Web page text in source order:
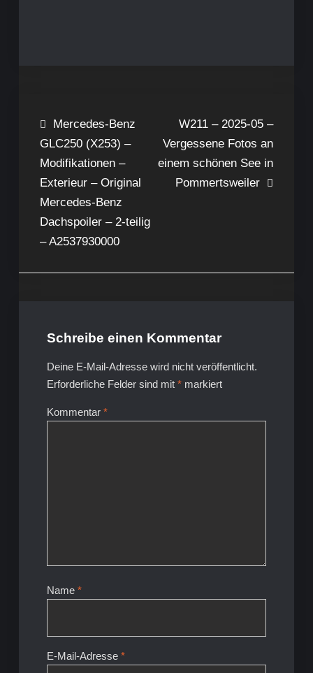
Beitragsnavigation
Mercedes-Benz
GLC250 (X253) –
Modifikationen –
Exterieur – Original
Mercedes-Benz
Dachspoiler – 2-teilig
– A2537930000
W211 – 2025-05 –
Vergessene Fotos an
einem schönen See in
Pommertsweiler
Schreibe einen Kommentar
Deine E-Mail-Adresse wird nicht veröffentlicht.
Erforderliche Felder sind mit *markiert
Kommentar *
Name *
E-Mail-Adresse *